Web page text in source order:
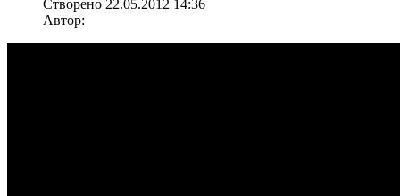
Створено 22.05.2012 14:36
Автор: